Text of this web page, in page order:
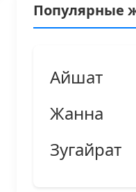
Популярные
Айшат
Жанна
Зугайрат